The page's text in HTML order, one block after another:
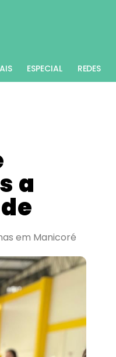
ESPECIAL REDES
a
em Manicoré